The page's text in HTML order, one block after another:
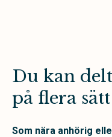
Du kan
på flera sätt
Som nära anhörig